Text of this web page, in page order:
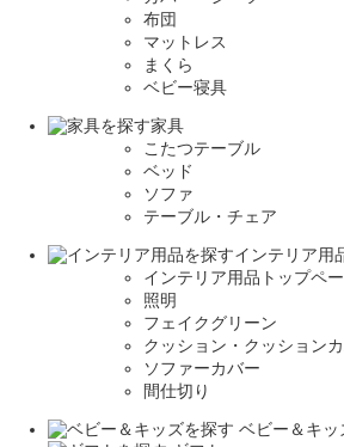
布団
マットレス
まくら
ベビー寝具
家具
こたつテーブル
ベッド
ソファ
テーブル・チェア
インテリア用
インテリア用品トップペ
照明
フェイクグリーン
クッション・クッション
ソファーカバー
間仕切り
ベビー＆キッ